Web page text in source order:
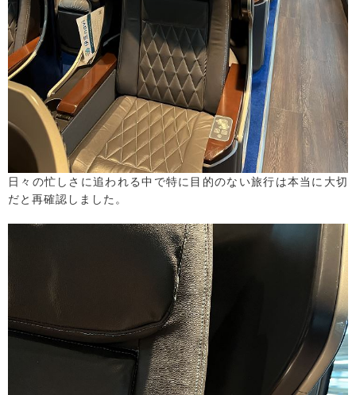
日々の忙しさに追われる中で特に目的のない旅行は本当に大切
だと再確認しました。